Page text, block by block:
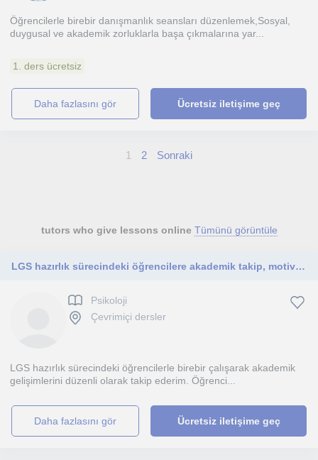
Öğrencilerle birebir danışmanlık seansları düzenlemek,Sosyal,
duygusal ve akademik zorluklarla başa çıkmalarına yar...
1. ders ücretsiz
daha fazlasını gör Ücretsiz iletişime geç
1 2 Sonraki
tutors who give lessons online Tümünü görüntüle
LGS hazırlık sürecindeki öğrencilere akademik takip, motivasyon ve sınav süreci rehberliği
Psikoloji
Çevrimiçi dersler
LGS hazırlık sürecindeki öğrencilerle birebir çalışarak akademik
gelişimlerini düzenli olarak takip ederim. Öğrenci...
daha fazlasını gör Ücretsiz iletişime geç